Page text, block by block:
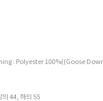
: Polyester 100%((Goose
44, 하의 55